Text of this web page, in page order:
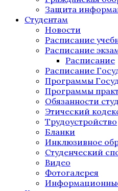
Защита
Студентам
Новости
Расписание
Расписание
Расписание
Расписание
Программы
Программы
Обязанности
Этический
Трудоустройство
Бланки
Инклюзивное
Студенческий
Видео
Фотогалерея